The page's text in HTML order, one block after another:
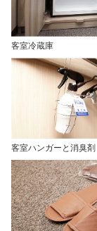
客室冷蔵庫
客室ハンガーと消臭剤